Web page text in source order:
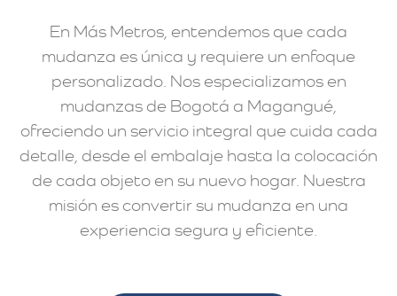
En Más Metros, entendemos que cada
mudanza es única y requiere un enfoque
personalizado. Nos especializamos en
mudanzas de Bogotá a Magangué,
ofreciendo un servicio integral que cuida cada
detalle, desde el embalaje hasta la colocación
de cada objeto en su nuevo hogar. Nuestra
misión es convertir su mudanza en una
experiencia segura y eficiente.